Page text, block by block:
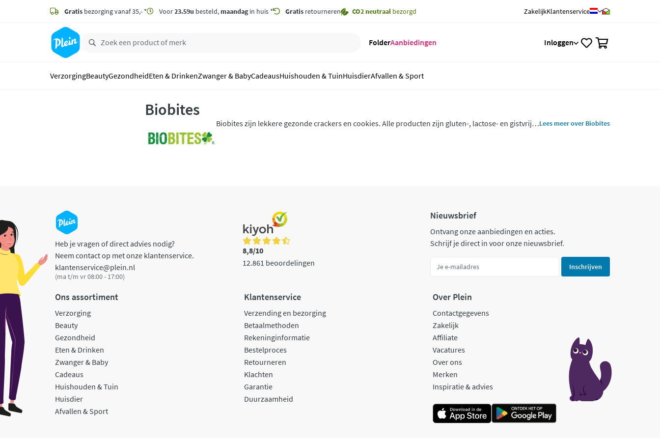
zoeken
hoofdinhoud
Gratis bezorging vanaf 35,- * Voor23.59u besteld, maandagin huis * Gratis retourneren CO2 neutraal bezorgd ZakelijkKlantenservice
FolderAanbiedingen Inloggen
VerzorgingBeautyGezondheidEten & DrinkenZwanger & BabyCadeausHuishouden & TuinHuisdierAfvallen & Sport
Biobites
Biobites zijn lekkere gezonde crackers en cookies. Alle producten zijn gluten-, lactose- en gistvrij.
Lees meer over Biobites
Heb je vragen of direct advies nodig?
Neem contact op met onze klantenservice.
klantenservice@plein.nl
(ma t/m vr 08:00 - 17:00)
8,8/10
12.861 beoordelingen
Nieuwsbrief
Ontvang onze aanbiedingen en acties.
Schrijf je direct in voor onze nieuwsbrief.
Inschrijven
Ons assortiment
Verzorging
Beauty
Gezondheid
Eten & Drinken
Zwanger & Baby
Cadeaus
Huishouden & Tuin
Huisdier
Afvallen & Sport
Klantenservice
Verzending en bezorging
Betaalmethoden
Rekeninginformatie
Bestelproces
Retourneren
Klachten
Garantie
Duurzaamheid
Over Plein
Contactgegevens
Zakelijk
Affiliate
Vacatures
Over ons
Merken
Inspiratie & advies